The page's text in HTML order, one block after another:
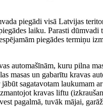
piegādi visā Latvijas
laiku. Parasti
piegādes termiņu
automašīnām, kuru pilna
masas un gabarītu kravas
sagatavotam laukumam
kravas liftu
pagalmā, tuvāk mājai,